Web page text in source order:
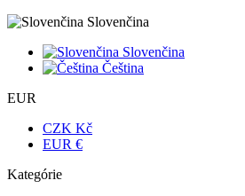
Slovenčina
Slovenčina
Čeština
EUR
CZK Kč
EUR €
Kategórie